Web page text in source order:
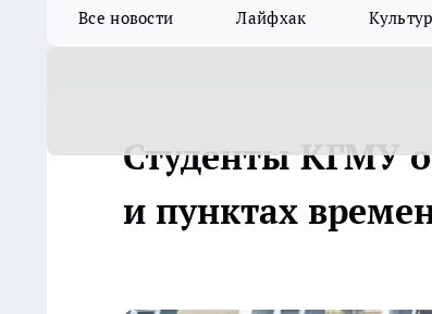
Все новости Лайфхак
Студенты КГМУ
и пунктах